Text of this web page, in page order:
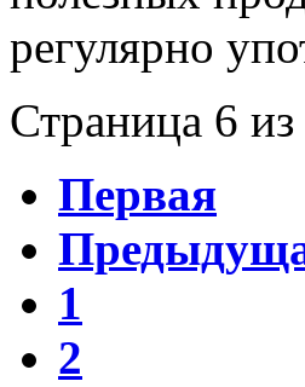
регулярно
Страница 6
Первая
1
2